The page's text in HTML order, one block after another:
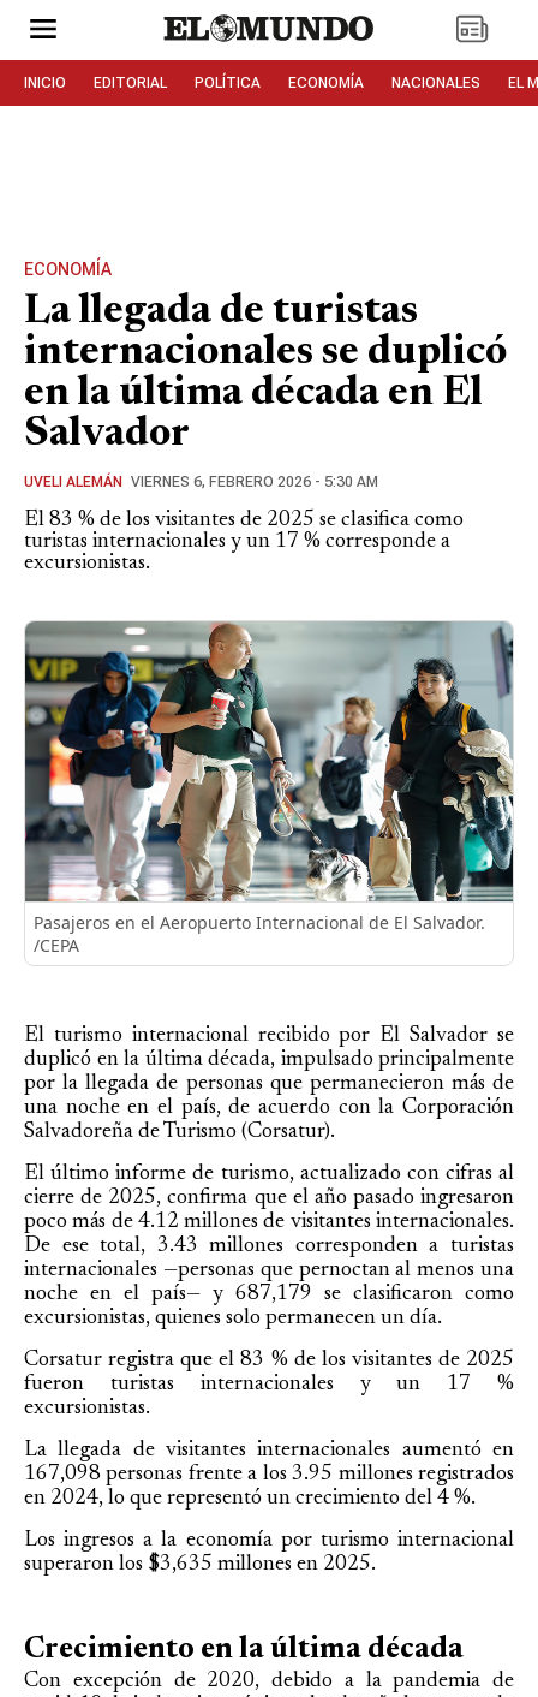
INICIO EDITORIAL POLÍTICA ECONOMÍA NACIONALES EL
ECONOMÍA
La llegada de turistas
internacionales se duplicó
en la última década en El
Salvador
UVELI ALEMÁN VIERNES 6, FEBRERO 2026 - 5:30 AM
El 83 % de los visitantes de 2025 se clasifica como
turistas internacionales y un 17 % corresponde a
excursionistas.
Pasajeros en el Aeropuerto Internacional de El Salvador.
/CEPA
El turismo internacional recibido por El Salvador se
duplicó en la última década, impulsado principalmente
por la llegada de personas que permanecieron más de
una noche en el país, de acuerdo con la Corporación
Salvadoreña de Turismo (Corsatur).
El último informe de turismo, actualizado con cifras al
cierre de 2025, confirma que el año pasado ingresaron
poco más de 4.12 millones de visitantes internacionales.
De ese total, 3.43 millones corresponden a turistas
internacionales —personas que pernoctan al menos una
noche en el país— y 687,179 se clasificaron como
excursionistas, quienes solo permanecen un día.
Corsatur registra que el 83 % de los visitantes de 2025
fueron turistas internacionales y un 17 %
excursionistas.
La llegada de visitantes internacionales aumentó en
167,098 personas frente a los 3.95 millones registrados
en 2024, lo que representó un crecimiento del 4 %.
Los ingresos a la economía por turismo internacional
superaron los $3,635 millones en 2025.
Crecimiento en la última década
Con excepción de 2020, debido a la pandemia de